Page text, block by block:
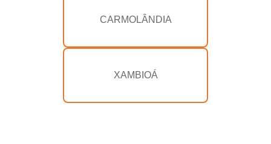
CARMOLÂNDIA
XAMBIOÁ